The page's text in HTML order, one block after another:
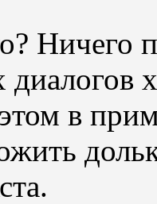
Ничего
диалогов
в